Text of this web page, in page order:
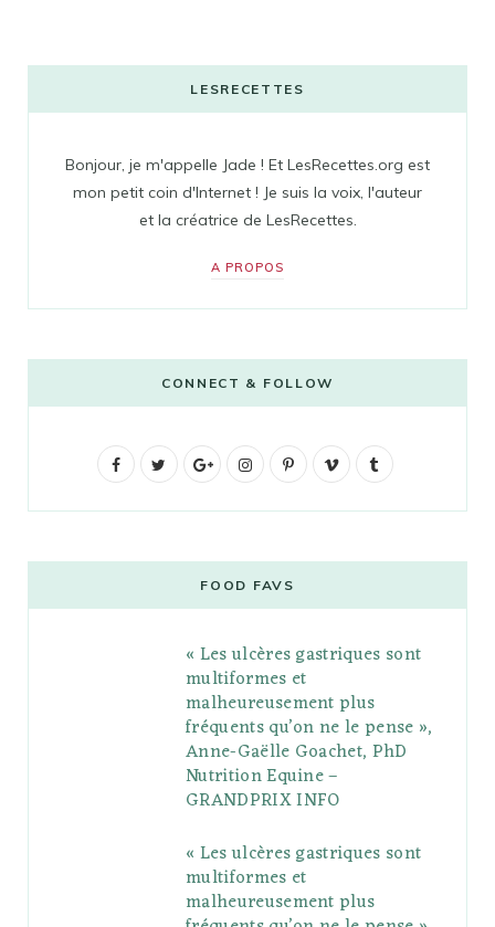
LESRECETTES
Bonjour, je m'appelle Jade ! Et LesRecettes.org est
mon petit coin d'Internet ! Je suis la voix, l'auteur
et la créatrice de LesRecettes.
A PROPOS
CONNECT & FOLLOW
F
b
t
G
g
l
e
P
l
s
I
t
a
g
r
a
m
P
e
r
e
s
V
o
l
r
FOOD FAVS
« Les ulcères gastriques sont
multiformes et
malheureusement plus
fréquents qu’on ne le pense »,
Anne-Gaëlle Goachet, PhD
Nutrition Equine –
GRANDPRIX INFO
« Les ulcères gastriques sont
multiformes et
malheureusement plus